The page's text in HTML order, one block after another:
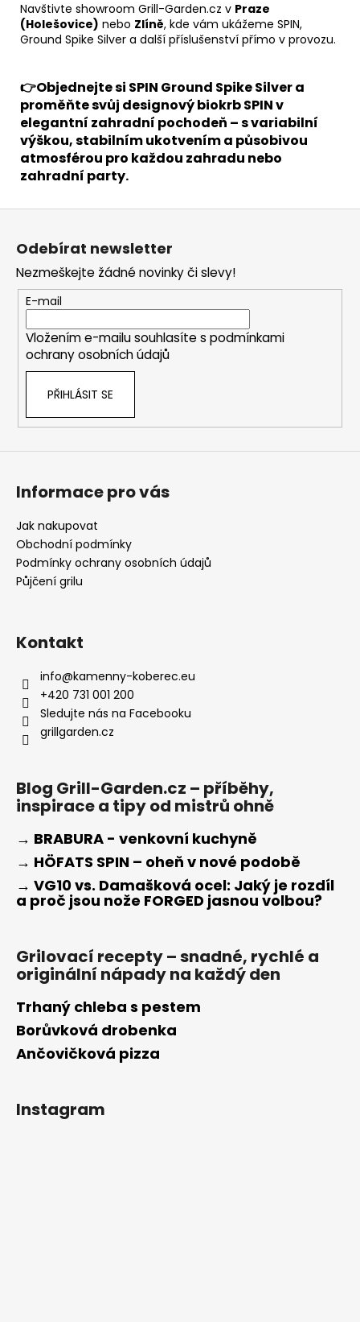
Navštivte showroom Grill-Garden.cz v Praze
(Holešovice) nebo Zlíně, kde vám ukážeme SPIN,
Ground Spike Silver a další příslušenství přímo v provozu.
👉Objednejte si SPIN Ground Spike Silver a
proměňte svůj designový biokrb SPIN v
elegantní zahradní pochodeň – s variabilní
výškou, stabilním ukotvením a působivou
atmosférou pro každou zahradu nebo
zahradní party.
Odebírat newsletter
Nezmeškejte žádné novinky či slevy!
E-mail
Vložením e-mailu souhlasíte s podmínkami
ochrany osobních údajů
PŘIHLÁSIT SE
Informace pro vás
Jak nakupovat
Obchodní podmínky
Podmínky ochrany osobních údajů
Půjčení grilu
Kontakt
info@kamenny-koberec.eu
+420 731 001 200
Sledujte nás na Facebooku
grillgarden.cz
Blog Grill-Garden.cz – příběhy,
inspirace a tipy od mistrů ohně
→ BRABURA - venkovní kuchyně
→ HÖFATS SPIN – oheň v nové podobě
→ VG10 vs. Damašková ocel: Jaký je rozdíl
a proč jsou nože FORGED jasnou volbou?
Grilovací recepty – snadné, rychlé a
originální nápady na každý den
Trhaný chleba s pestem
Borůvková drobenka
Ančovičková pizza
Instagram